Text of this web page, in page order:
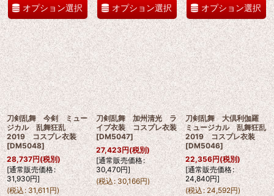
オプション選択 オプション選択 オプション選択
刀剣乱舞 今剣 ミュー
ジカル 乱舞狂乱
2019 コスプレ衣装
[DM5048]
28,737円(税別)
[通常販売価格:
31,930円]
(税込: 31,611円)
刀剣乱舞 加州清光 ラ
イブ衣装 コスプレ衣装
[DM5047]
27,423円(税別)
[通常販売価格:
30,470円]
(税込: 30,166円)
刀剣乱舞 大倶利伽羅
ミュージカル 乱舞狂乱
2019 コスプレ衣装
[DM5046]
22,356円(税別)
[通常販売価格:
24,840円]
(税込: 24,592円)